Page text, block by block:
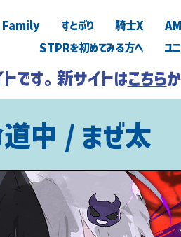
Family すとぷり 騎士X
STPRを初めてみる方へ
ユ
です。新サイトはこちら
中 / まぜ太